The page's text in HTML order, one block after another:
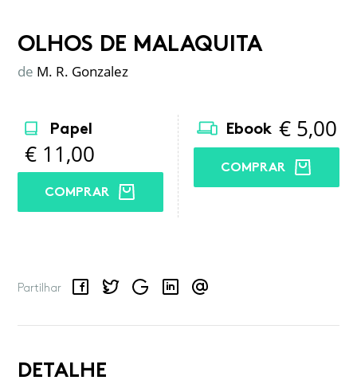
OLHOS DE MALAQUITA
de M. R. Gonzalez
Papel
€ 11,00
COMPRAR
Ebook € 5,00
COMPRAR
Partilhar
FacebookTwitterGoogle LinkedInEmail
DETALHE